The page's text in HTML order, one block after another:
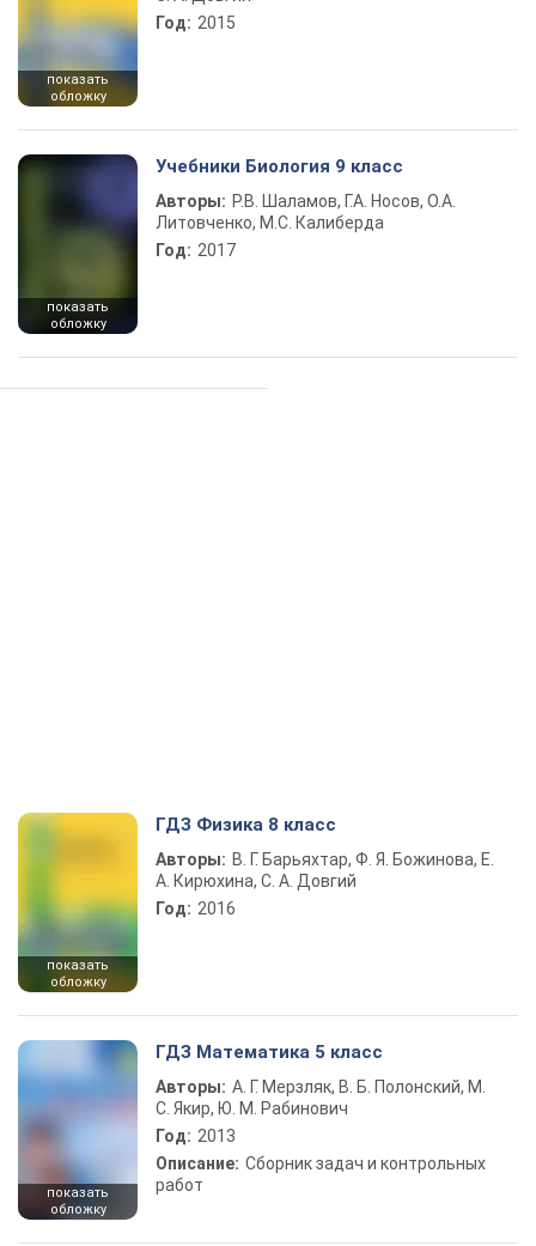
показать
обложку
Год: 2015
показать
обложку
Учебники Биология 9 класс
Авторы: Р.В. Шаламов, Г.А. Носов, О.А.
Литовченко, М.С. Калиберда
Год: 2017
показать
обложку
ГДЗ Физика 8 класс
Авторы: В. Г. Барьяхтар, Ф. Я. Божинова, Е.
А. Кирюхина, С. А. Довгий
Год: 2016
показать
обложку
ГДЗ Математика 5 класс
Авторы: А. Г. Мерзляк, В. Б. Полонский, М.
С. Якир, Ю. М. Рабинович
Год: 2013
Описание: Сборник задач и контрольных
работ